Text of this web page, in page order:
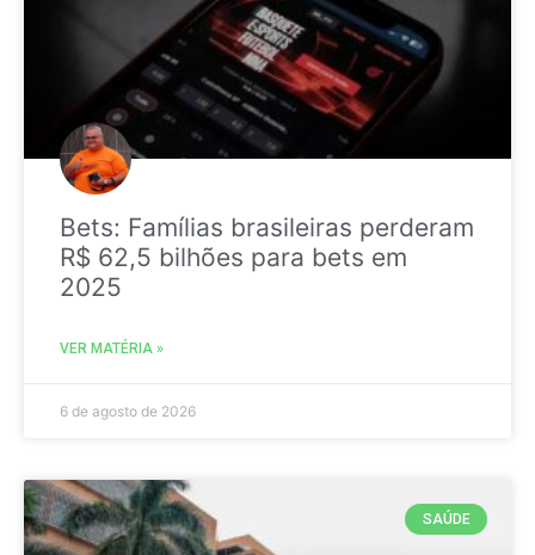
Bets: Famílias brasileiras perderam
R$ 62,5 bilhões para bets em
2025
VER MATÉRIA »
6 de agosto de 2026
SAÚDE